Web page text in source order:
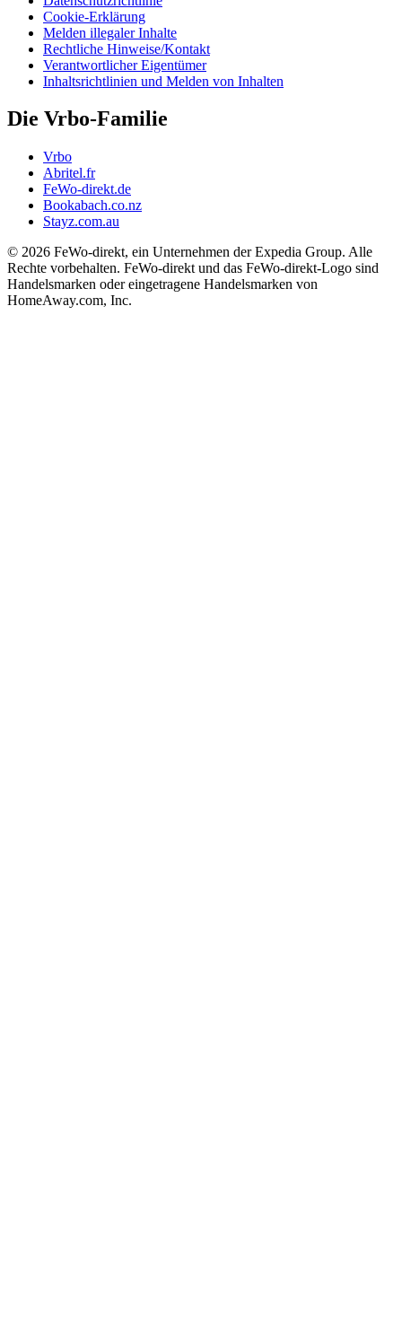
Cookie-Erklärung
Melden illegaler Inhalte
Rechtliche Hinweise/Kontakt
Verantwortlicher Eigentümer
Inhaltsrichtlinien und Melden von Inhalten
Die Vrbo-Familie
Vrbo
Abritel.fr
FeWo-direkt.de
Bookabach.co.nz
Stayz.com.au
© 2026 FeWo-direkt, ein Unternehmen der Expedia Group. Alle
Rechte vorbehalten. FeWo-direkt und das FeWo-direkt-Logo sind
Handelsmarken oder eingetragene Handelsmarken von
HomeAway.com, Inc.